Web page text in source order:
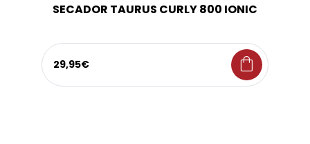
SECADOR TAURUS CURLY 800 IONIC
29,95€ shopping_bag